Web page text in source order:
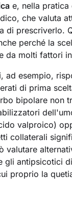
e, nella pratica
che valuta
di prescriverlo.
perché la
da molti fattori
ad esempio,
di prima
bipolare non
valproico)
collaterali
valutare
gli antipsicotici
proprio la